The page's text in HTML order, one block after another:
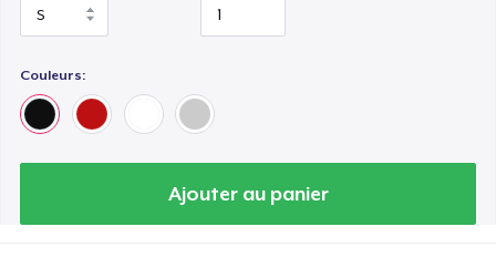
Couleurs:
Ajouter au panier